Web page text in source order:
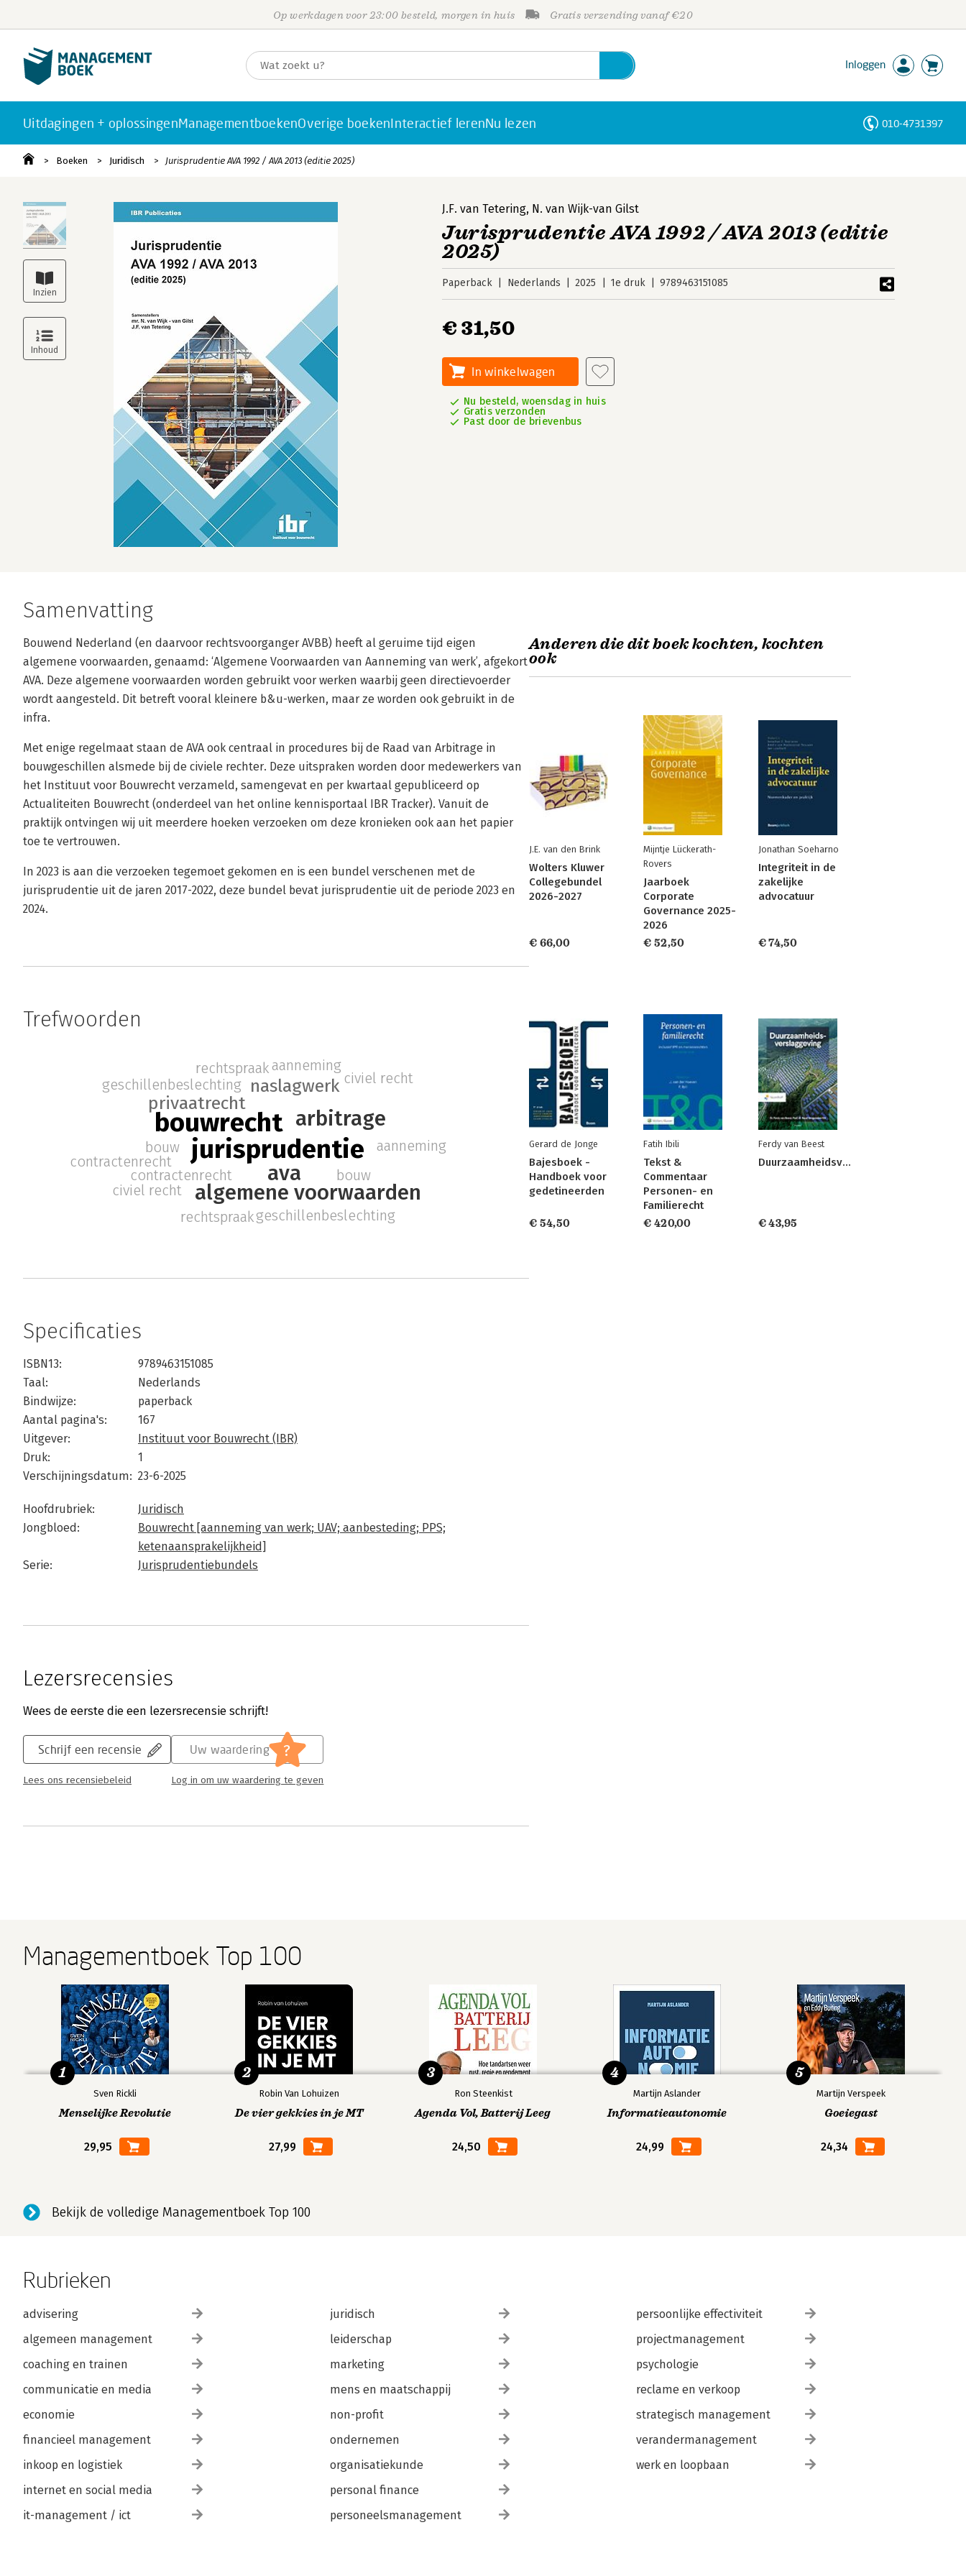
Op werkdagen voor 23:00 besteld, morgen in huis Gratis verzending vanaf €20
Inloggen
Uitdagingen + oplossingenManagementboekenOverige boekenInteractief lerenNu lezen 010-4731397
Boeken Juridisch Jurisprudentie AVA 1992 / AVA 2013 (editie 2025)
J.F. van Tetering, N. van Wijk-van Gilst
Jurisprudentie AVA 1992 / AVA 2013 (editie
2025)
Paperback Nederlands 2025 1e druk 9789463151085
€ 31,50
In winkelwagen
Nu besteld, woensdag in huis
Gratis verzonden
Past door de brievenbus
Samenvatting
Bouwend Nederland (en daarvoor rechtsvoorganger AVBB) heeft al geruime tijd eigen
algemene voorwaarden, genaamd: ‘Algemene Voorwaarden van Aanneming van werk’, afgekort
AVA. Deze algemene voorwaarden worden gebruikt voor werken waarbij geen directievoerder
wordt aangesteld. Dit betreft vooral kleinere b&u-werken, maar ze worden ook gebruikt in de
infra.
Met enige regelmaat staan de AVA ook centraal in procedures bij de Raad van Arbitrage in
bouwgeschillen alsmede bij de civiele rechter. Deze uitspraken worden door medewerkers van
het Instituut voor Bouwrecht verzameld, samengevat en per kwartaal gepubliceerd op
Actualiteiten Bouwrecht (onderdeel van het online kennisportaal IBR Tracker). Vanuit de
praktijk ontvingen wij uit meerdere hoeken verzoeken om deze kronieken ook aan het papier
toe te vertrouwen.
In 2023 is aan die verzoeken tegemoet gekomen en is een bundel verschenen met de
jurisprudentie uit de jaren 2017-2022, deze bundel bevat jurisprudentie uit de periode 2023 en
2024.
Trefwoorden
jurisprudentie
bouwrecht
ava
arbitrage
algemene voorwaarden
privaatrecht
naslagwerk
contractenrecht bouw
geschillenbeslechting
rechtspraak
aanneming
civiel recht
contractenrecht
bouw
geschillenbeslechting
rechtspraakaanneming
civiel recht
Specificaties
ISBN13:
9789463151085
Taal:
Nederlands
Bindwijze:
paperback
Aantal pagina's:
167
Uitgever:
Instituut voor Bouwrecht (IBR)
Druk:
1
Verschijningsdatum: 23-6-2025
Hoofdrubriek:
Juridisch
Jongbloed:
Bouwrecht [aanneming van werk; UAV; aanbesteding; PPS;
ketenaansprakelijkheid]
Serie:
Jurisprudentiebundels
Lezersrecensies
Wees de eerste die een lezersrecensie schrijft!
Schrijf een recensie
Lees ons recensiebeleid
Uw waardering ?
Log in om uw waardering te geven
Anderen die dit boek kochten, kochten
ook
J.E. van den Brink
Wolters Kluwer
Collegebundel
2026-2027
€ 66,00
Mijntje Lückerath-
Rovers
Jaarboek
Corporate
Governance 2025-
2026
€ 52,50
Jonathan Soeharno
Integriteit in de
zakelijke
advocatuur
€ 74,50
Gerard de Jonge
Bajesboek -
Handboek voor
gedetineerden
€ 54,50
Fatih Ibili
Tekst &
Commentaar
Personen- en
Familierecht
€ 420,00
Ferdy van Beest
Duurzaamheidsverslaggeving
€ 43,95
Managementboek Top 100
Sven Rickli
Menselijke Revolutie
29,95
1
Robin Van Lohuizen
De vier gekkies in je MT
27,99
2
Ron Steenkist
Agenda Vol, Batterij Leeg
24,50
3
Martijn Aslander
Informatieautonomie
24,99
4
Martijn Verspeek
Goeiegast
24,34
5
Bekijk de volledige Managementboek Top 100
Rubrieken
advisering
algemeen management
coaching en trainen
communicatie en media
economie
financieel management
inkoop en logistiek
internet en social media
it-management / ict
juridisch
leiderschap
marketing
mens en maatschappij
non-profit
ondernemen
organisatiekunde
personal finance
personeelsmanagement
persoonlijke effectiviteit
projectmanagement
psychologie
reclame en verkoop
strategisch management
verandermanagement
werk en loopbaan
Personen